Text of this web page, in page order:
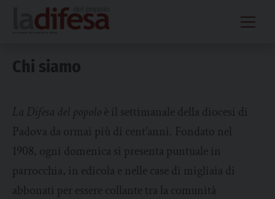
content
Chi siamo
La Difesa del popoloè il settimanale della diocesi di
Padova da ormai più di cent’anni. Fondato nel
1908, ogni domenica si presenta puntuale in
parrocchia, in edicola e nelle case di migliaia di
abbonati per essere collante tra la comunità